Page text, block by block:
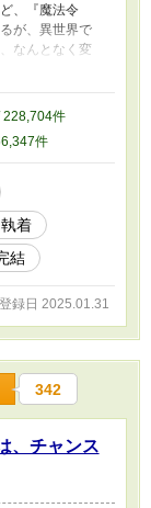
、『魔法令
が、異世界で
なんとなく変
ナ。 そんな規
は、なぜか胸が
ってしまった
です。 ゆるい
結しました。
228,704件
件
執着
結
登録日 2025.01.31
342
、チャンス